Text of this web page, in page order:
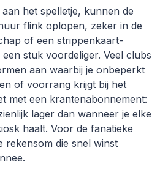
het spelletje, kunnen de
flink oplopen, zeker in de
of een strippenkaart-
stuk voordeliger. Veel clubs
aan waarbij je onbeperkt
of voorrang krijgt bij het
met een krantenabonnement:
lager dan wanneer je elke
haalt. Voor de fanatieke
rekensom die snel winst